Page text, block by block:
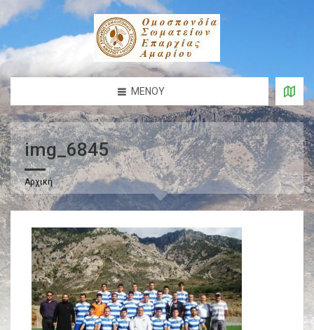
ΜΕΝΟΎ
img_6845
Αρχική